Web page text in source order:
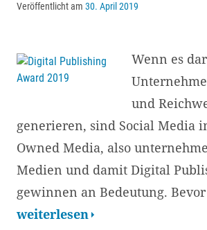
Veröffentlicht am 30. April 2019
Wenn es
und
generieren, sind Social Media
Owned Media, also
Medien und damit Digital
gewinnen an Bedeutung.
Digital
weiterlesen